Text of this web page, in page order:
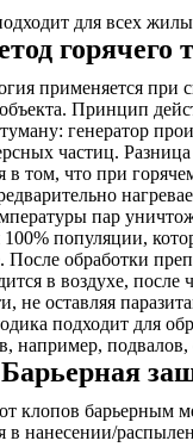
для всех
горячего
применяется при
Принцип
генератор
частиц.
в том, что при
пар
популяции,
обработки
в воздухе, после
не оставляя
подходит для
например,
Барьерная
клопов барьерным
в нанесении/